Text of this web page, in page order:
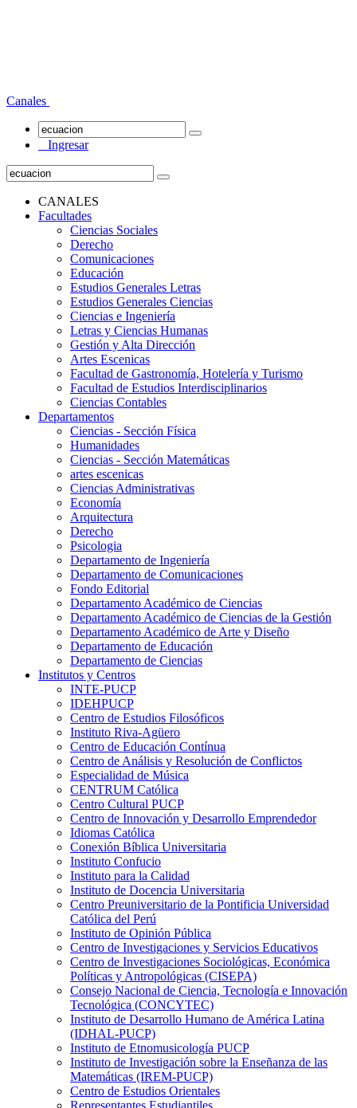
Canales
Ingresar
CANALES
Facultades
Ciencias Sociales
Derecho
Comunicaciones
Educación
Estudios Generales Letras
Estudios Generales Ciencias
Ciencias e Ingeniería
Letras y Ciencias Humanas
Gestión y Alta Dirección
Artes Escenicas
Facultad de Gastronomía, Hotelería y Turismo
Facultad de Estudios Interdisciplinarios
Ciencias Contables
Departamentos
Ciencias - Sección Física
Humanidades
Ciencias - Sección Matemáticas
artes escenicas
Ciencias Administrativas
Economía
Arquitectura
Derecho
Psicologia
Departamento de Ingeniería
Departamento de Comunicaciones
Fondo Editorial
Departamento Académico de Ciencias
Departamento Académico de Ciencias de la Gestión
Departamento Académico de Arte y Diseño
Departamento de Educación
Departamento de Ciencias
Institutos y Centros
INTE-PUCP
IDEHPUCP
Centro de Estudios Filosóficos
Instituto Riva-Agüero
Centro de Educación Contínua
Centro de Análisis y Resolución de Conflictos
Especialidad de Música
CENTRUM Católica
Centro Cultural PUCP
Centro de Innovación y Desarrollo Emprendedor
Idiomas Católica
Conexión Bíblica Universitaria
Instituto Confucio
Instituto para la Calidad
Instituto de Docencia Universitaria
Centro Preuniversitario de la Pontificia Universidad
Católica del Perú
Instituto de Opinión Pública
Centro de Investigaciones y Servicios Educativos
Centro de Investigaciones Sociológicas, Económica
Políticas y Antropológicas (CISEPA)
Consejo Nacional de Ciencia, Tecnología e Innovación
Tecnológica (CONCYTEC)
Instituto de Desarrollo Humano de América Latina
(IDHAL-PUCP)
Instituto de Etnomusicología PUCP
Instituto de Investigación sobre la Enseñanza de las
Matemáticas (IREM-PUCP)
Centro de Estudios Orientales
Representantes Estudiantiles